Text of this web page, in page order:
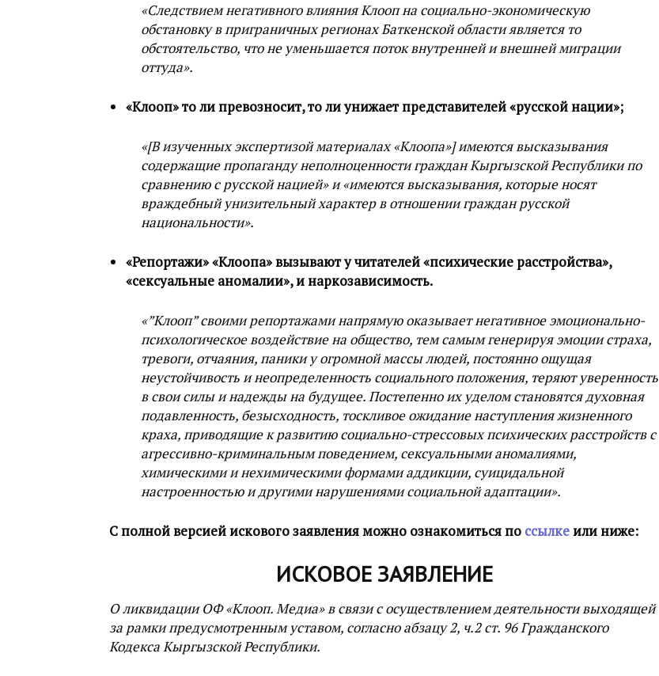
«Следствием негативного влияния Клооп на социально-экономическую
обстановку в приграничных регионах Баткенской области является то
обстоятельство, что не уменьшается поток внутренней и внешней миграции
оттуда».
«Клооп» то ли превозносит, то ли унижает представителей «русской нации»;
«[В изученных экспертизой материалах «Клоопа»] имеются высказывания
содержащие пропаганду неполноценности граждан Кыргызской Республики по
сравнению с русской нацией» и «имеются высказывания, которые носят
враждебный унизительный характер в отношении граждан русской
национальности».
«Репортажи» «Клоопа» вызывают у читателей «психические расстройства»,
«сексуальные аномалии», и наркозависимость.
«”Клооп” своими репортажами напрямую оказывает негативное эмоционально-
психологическое воздействие на общество, тем самым генерируя эмоции страха,
тревоги, отчаяния, паники у огромной массы людей, постоянно ощущая
неустойчивость и неопределенность социального положения, теряют уверенность
в свои силы и надежды на будущее. Постепенно их уделом становятся духовная
подавленность, безысходность, тоскливое ожидание наступления жизненного
краха, приводящие к развитию социально-стрессовых психических расстройств с
агрессивно-криминальным поведением, сексуальными аномалиями,
химическими и нехимическими формами аддикции, суицидальной
настроенностью и другими нарушениями социальной адаптации».
С полной версией искового заявления можно ознакомиться по ссылкеили ниже:
ИСКОВОЕ ЗАЯВЛЕНИЕ
О ликвидации ОФ «Клооп. Медиа» в связи с осуществлением деятельности выходящей
за рамки предусмотренным уставом, согласно абзацу 2, ч.2 ст. 96 Гражданского
Кодекса Кыргызской Республики.